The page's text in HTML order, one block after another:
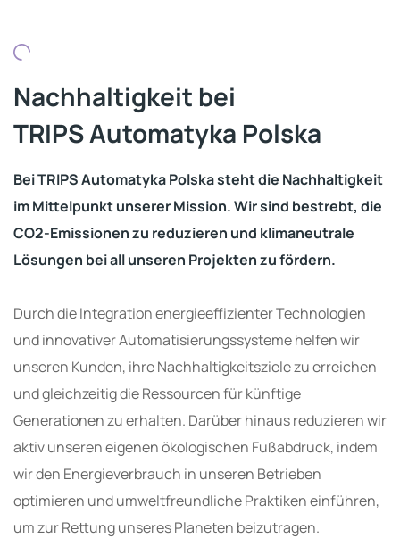
Nachhaltigkeit bei
TRIPS Automatyka Polska
Bei TRIPS Automatyka Polska steht die Nachhaltigkeit
im Mittelpunkt unserer Mission. Wir sind bestrebt, die
CO2-Emissionen zu reduzieren und klimaneutrale
Lösungen bei all unseren Projekten zu fördern.
Durch die Integration energieeffizienter Technologien
und innovativer Automatisierungssysteme helfen wir
unseren Kunden, ihre Nachhaltigkeitsziele zu erreichen
und gleichzeitig die Ressourcen für künftige
Generationen zu erhalten. Darüber hinaus reduzieren wir
aktiv unseren eigenen ökologischen Fußabdruck, indem
wir den Energieverbrauch in unseren Betrieben
optimieren und umweltfreundliche Praktiken einführen,
um zur Rettung unseres Planeten beizutragen.